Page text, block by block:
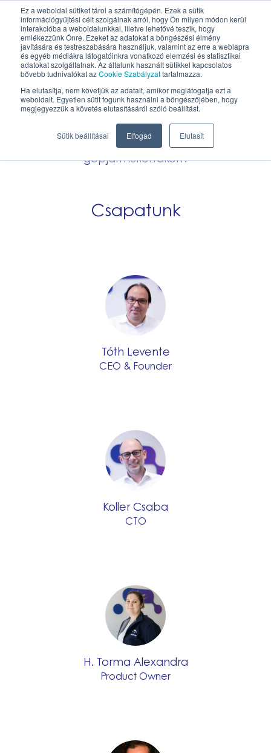
Ez a weboldal sütiket tárol a számítógépén. Ezek a sütik
információgyűjtési célt szolgálnak arról, hogy Ön milyen módon kerül
interakcióba a weboldalunkkal, illetve lehetővé teszik, hogy
emlékezzünk Önre. Ezeket az adatokat a böngészési élmény
javítására és testreszabására használjuk, valamint az erre a weblapra
és egyéb médiákra látogatóinkra vonatkozó elemzési és statisztikai
adatokat szolgáltatnak. Az általunk használt sütikkel kapcsolatos
bővebb tudnivalókat azCookie Szabályzattartalmazza.
Ha elutasítja, nem követjük az adatait, amikor meglátogatja ezt a
weboldalt. Egyetlen sütit fogunk használni a böngészőjében, hogy
megjegyezzük a követés elutasításáról szóló beállítást.
Sütik beállításai Elfogad Elutasít
HU
Így dolgozunk mi
Tatabányai irodánkban multikulturális
környezetben dolgozunk az urbaniqe app
fejlesztésén, a még zöldebb
gépjárműflottákért!
Csapatunk
Tóth Levente
CEO & Founder
Koller Csaba
CTO
H. Torma Alexandra
Product Owner